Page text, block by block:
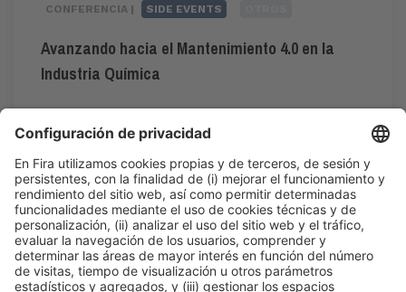
CONFERENCIA | SIDE EVENTS
Avanzando hacia el Mantenimiento 4.0 en la
Industria Química
Mar 2
15:30h - 18:15h
Área de Prensa: Auditorio
Acceso público
Leer más